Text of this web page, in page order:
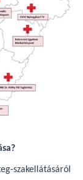
szakellátásáról